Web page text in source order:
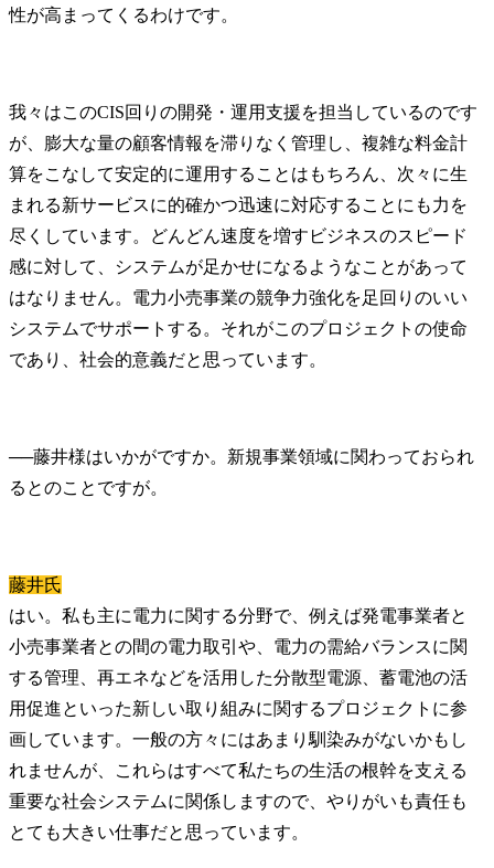
性が高まってくるわけです。
我々はこのCIS回りの開発・運用支援を担当しているのです
が、膨大な量の顧客情報を滞りなく管理し、複雑な料金計
算をこなして安定的に運用することはもちろん、次々に生
まれる新サービスに的確かつ迅速に対応することにも力を
尽くしています。どんどん速度を増すビジネスのスピード
感に対して、システムが足かせになるようなことがあって
はなりません。電力小売事業の競争力強化を足回りのいい
システムでサポートする。それがこのプロジェクトの使命
であり、社会的意義だと思っています。
──藤井様はいかがですか。新規事業領域に関わっておられ
藤井氏
はい。私も主に電力に関する分野で、例えば発電事業者と
小売事業者との間の電力取引や、電力の需給バランスに関
する管理、再エネなどを活用した分散型電源、蓄電池の活
用促進といった新しい取り組みに関するプロジェクトに参
画しています。一般の方々にはあまり馴染みがないかもし
れませんが、これらはすべて私たちの生活の根幹を支える
重要な社会システムに関係しますので、やりがいも責任も
とても大きい仕事だと思っています。